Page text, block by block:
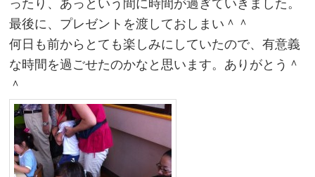
最後に、プレゼントを渡しておしまい＾＾
何日も前からとても楽しみにしていたので、有意義
な時間を過ごせたのかなと思います。ありがとう＾
＾